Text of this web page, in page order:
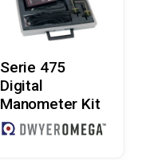
Serie 475
Digital
Manometer Kit